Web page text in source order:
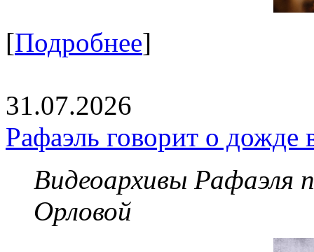
[Подробнее]
31.07.2026
Рафаэль говорит о дожде
Видеоархивы Рафаэля
Орловой